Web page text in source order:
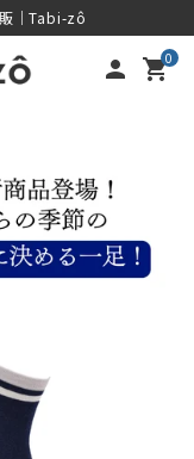
販｜Tabi-zô
person 0
shopping_cart